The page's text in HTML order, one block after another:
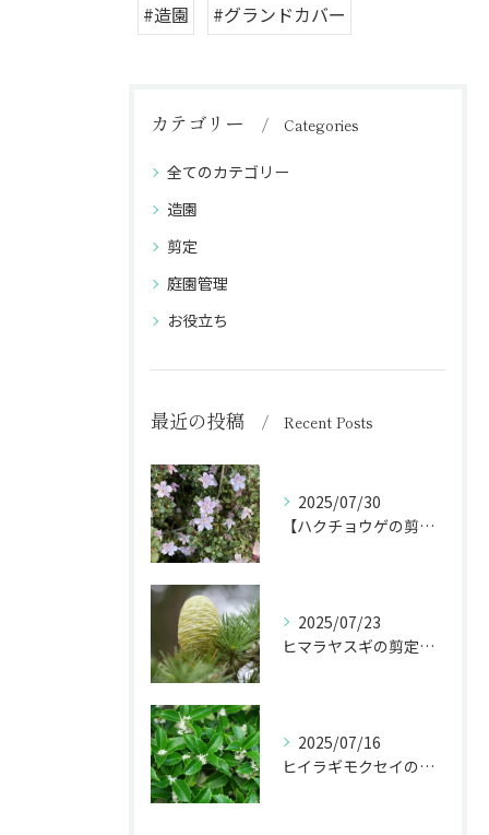
#造園 #グランドカバー
カテゴリー Categories
全てのカテゴリー
造園
剪定
庭園管理
お役立ち
最近の投稿 Recent Posts
2025/07/30
【ハクチョウゲの剪定】白い花を長く楽しむ剪定時期を完全ガイド
2025/07/23
ヒマラヤスギの剪定で庭のシンボルを魅力的に！
2025/07/16
ヒイラギモクセイの剪定で生垣･庭木を美しく保つ秘訣！